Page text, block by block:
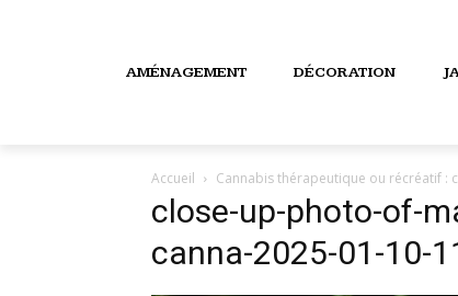
AMÉNAGEMENT DÉCORATION
Accueil Cannabis thérapeutique ou récréatif :
close-up-photo-of-
canna-2025-01-10-